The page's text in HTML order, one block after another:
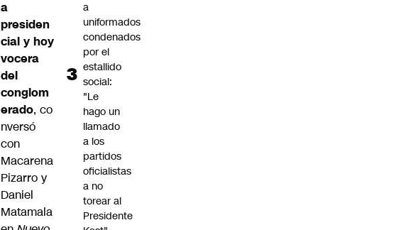
a
presiden
cial y hoy
vocera
del
conglom
erado, co
nversó
con
Macarena
Pizarro y
Daniel
Matamala
a
uniformados
condenados
por el
estallido
social:
"Le
hago un
llamado
a los
partidos
oficialistas
a no
torear al
Presidente